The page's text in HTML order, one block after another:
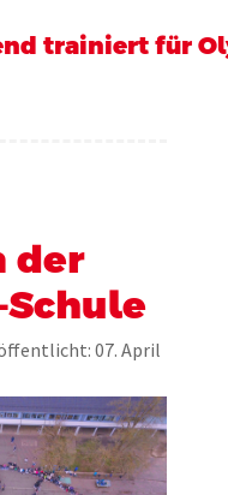
trainiert für
der
07. April